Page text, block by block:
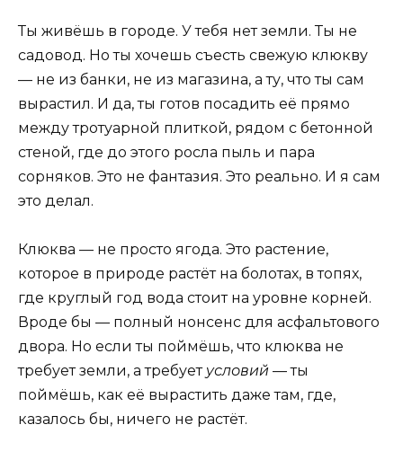
Ты живёшь в городе. У тебя нет земли. Ты не
садовод. Но ты хочешь съесть свежую клюкву
— не из банки, не из магазина, а ту, что ты сам
вырастил. И да, ты готов посадить её прямо
между тротуарной плиткой, рядом с бетонной
стеной, где до этого росла пыль и пара
сорняков. Это не фантазия. Это реально. И я сам
это делал.
Клюква — не просто ягода. Это растение,
которое в природе растёт на болотах, в топях,
где круглый год вода стоит на уровне корней.
Вроде бы — полный нонсенс для асфальтового
двора. Но если ты поймёшь, что клюква не
требует земли, а требует условий — ты
поймёшь, как её вырастить даже там, где,
казалось бы, ничего не растёт.